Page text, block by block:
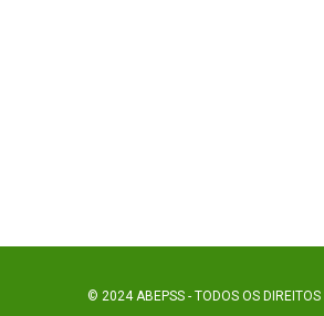
© 2024 ABEPSS - TODOS OS DIREITOS